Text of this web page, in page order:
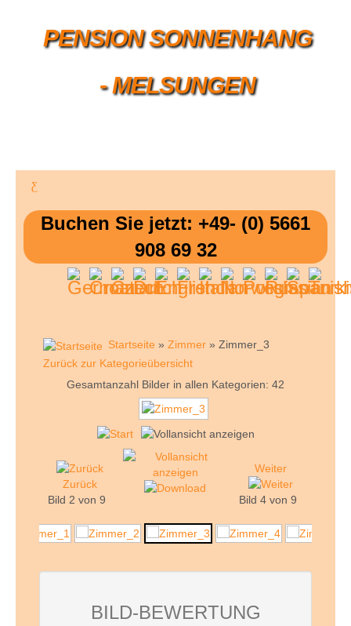
PENSION SONNENHANG
- MELSUNGEN
Buchen Sie jetzt: +49- (0) 5661
908 69 32
Startseite » Zimmer » Zimmer_3
Zurück zur Kategorieübersicht
Gesamtanzahl Bilder in allen Kategorien: 42
Zurück
Bild 2 von 9
Weiter
Bild 4 von 9
BILD-BEWERTUNG